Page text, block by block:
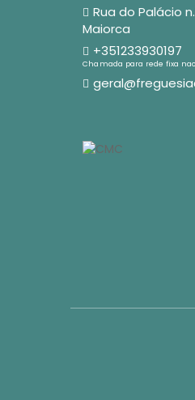
Rua do Palácio
Maiorca
+351233930197
Chamada para rede fixa